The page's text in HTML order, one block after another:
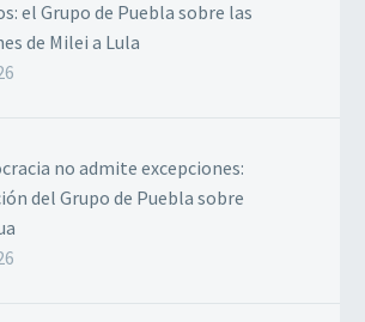
el Grupo de Puebla sobre las
de Milei a Lula
no admite excepciones:
del Grupo de Puebla sobre